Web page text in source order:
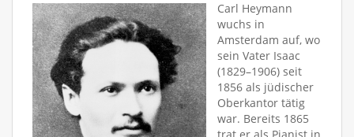
Carl Heymann
wuchs in
Amsterdam auf, wo
sein Vater Isaac
(1829–1906) seit
1856 als jüdischer
Oberkantor tätig
war. Bereits 1865